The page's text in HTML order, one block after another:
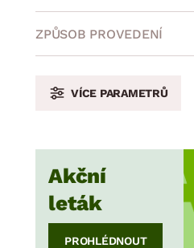
min. cm max. cm
min. cm cm
ZPŮSOB PROVEDENÍ
VÍCE PARAMETRŮ
Akční
leták
PROHLÉDNOUT